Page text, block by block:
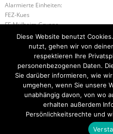
Alarmierte Einheiten:
FEZ-Kues
FF-Mülheim-Gruppe
WL-Bernkastel-Kues
B-1 RAUCHENTWICKLUNG IM
Startseite Einsätze Mitglied
Think Up Themes
Diese Website benutzt
nutzt, gehen wir von
respektieren Ihre
personenbezogenen Daten.
Sie darüber informieren, wie
umgehen, wenn Sie unsere
unabhängig davon, von wo
erhalten außerdem
Persönlichkeitsrechte und